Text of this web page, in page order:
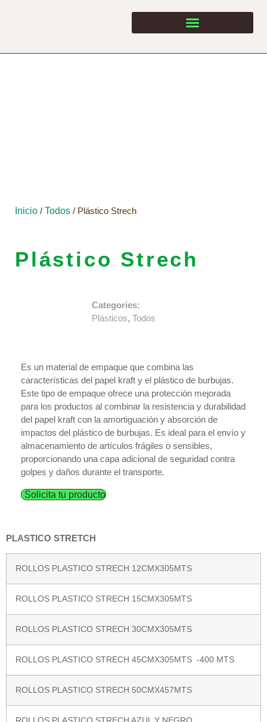
Inicio / Todos / Plástico Strech
Plástico Strech
Categories:
Plásticos,Todos
Es un material de empaque que combina las
características del papel kraft y el plástico de burbujas.
Este tipo de empaque ofrece una protección mejorada
para los productos al combinar la resistencia y durabilidad
del papel kraft con la amortiguación y absorción de
impactos del plástico de burbujas. Es ideal para el envío y
almacenamiento de artículos frágiles o sensibles,
proporcionando una capa adicional de seguridad contra
golpes y daños durante el transporte.
Solicita tu producto
PLASTICO STRETCH
ROLLOS PLASTICO STRECH 12CMX305MTS
ROLLOS PLASTICO STRECH 15CMX305MTS
ROLLOS PLASTICO STRECH 30CMX305MTS
ROLLOS PLASTICO STRECH 45CMX305MTS -400 MTS
ROLLOS PLASTICO STRECH 50CMX457MTS